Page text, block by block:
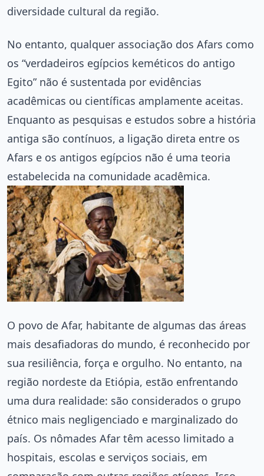
diversidade cultural da região.
No entanto, qualquer associação dos Afars como
os “verdadeiros egípcios keméticos do antigo
Egito” não é sustentada por evidências
acadêmicas ou científicas amplamente aceitas.
Enquanto as pesquisas e estudos sobre a história
antiga são contínuos, a ligação direta entre os
Afars e os antigos egípcios não é uma teoria
estabelecida na comunidade acadêmica.
O povo de Afar, habitante de algumas das áreas
mais desafiadoras do mundo, é reconhecido por
sua resiliência, força e orgulho. No entanto, na
região nordeste da Etiópia, estão enfrentando
uma dura realidade: são considerados o grupo
étnico mais negligenciado e marginalizado do
país. Os nômades Afar têm acesso limitado a
hospitais, escolas e serviços sociais, em